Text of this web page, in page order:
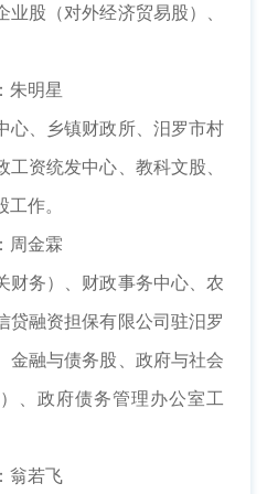
股（对外经济贸易股）、
朱明星
心、乡镇财政所、汨罗市村
资统发中心、教科文股、
作。
周金霖
财务）、财政事务中心、农
贷融资担保有限公司驻汨罗
金融与债务股、政府与社会
、政府债务管理办公室工
翁若飞